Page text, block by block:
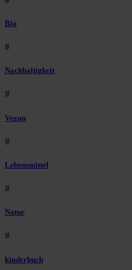
Bio
#
Nachhaltigkeit
#
Vegan
#
Lebensmittel
#
Natur
#
kinderbuch